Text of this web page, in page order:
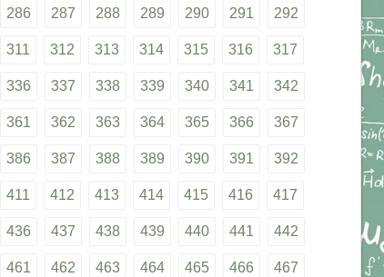
286 287 288 289 290 291 292
311 312 313 314 315 316 317
336 337 338 339 340 341 342
361 362 363 364 365 366 367
386 387 388 389 390 391 392
411 412 413 414 415 416 417
436 437 438 439 440 441 442
461 462 463 464 465 466 467